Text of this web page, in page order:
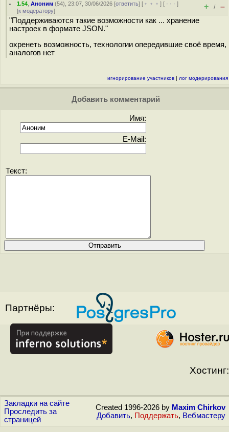
1.54 ,Аноним (54), 23:07, 30/06/2026 [ответить] [ ﹢﹢﹢] [ · · ·]
[к модератору] + / –
"Поддерживаются такие возможности как ... хранение
настроек в формате JSON."
охренеть возможность, технологии опередившие своё время,
аналогов нет
игнорирование участников | лог модерирования
Добавить комментарий
Имя:
E-Mail:
Текст:
Партнёры:
Хостинг:
Закладки на сайте
Проследить за
страницей
Created 1996-2026 by Maxim Chirkov
Добавить, Поддержать, Вебмастеру